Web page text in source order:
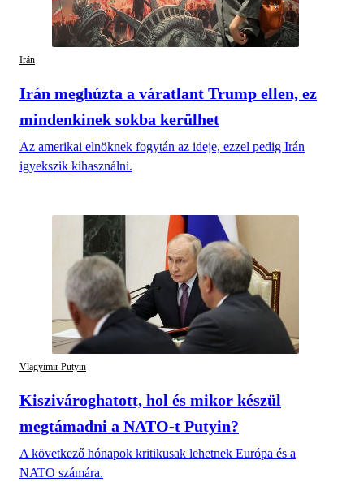
Irán
Irán meghúzta a váratlant Trump ellen, ez
mindenkinek sokba kerülhet
Az amerikai elnöknek fogytán az ideje, ezzel pedig Irán
igyekszik kihasználni.
Vlagyimir Putyin
Kiszivároghatott, hol és mikor készül
megtámadni a NATO-t Putyin?
A következő hónapok kritikusak lehetnek Európa és a
NATO számára.